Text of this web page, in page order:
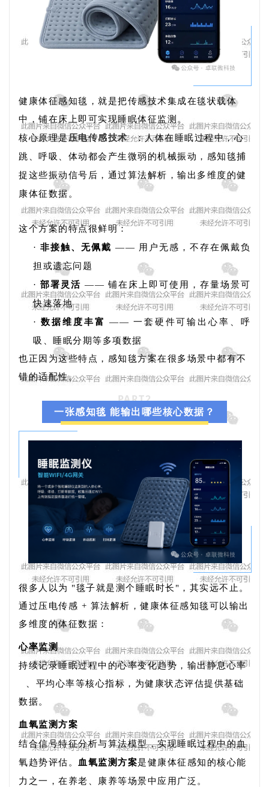
健康体征感知毯，就是把传感技术集成在毯状载体
中，铺在床上即可实现睡眠体征监测。
核心原理是压电传感技术
：人体在睡眠过程中，心
跳、呼吸、体动都会产生微弱的机械振动，感知毯捕
捉这些振动信号后，通过算法解析，输出多维度的健
康体征数据。
这个方案的特点很鲜明：
· 非接触、无佩戴 —— 用户无感，不存在佩戴负
担或遗忘问题
· 部署灵活 —— 铺在床上即可使用，存量场景可
快速落地
· 数据维度丰富
—— 一套硬件可输出心率、呼
吸、睡眠分期等多项数据
也正因为这些特点，感知毯方案在很多场景中都有不
错的适配性。
PART2
一张感知毯 能输出哪些核心数据？
很多人以为 "毯子就是测个睡眠时长"，其实远不止。
通过压电传感 + 算法解析，健康体征感知毯可以输出
多维度的体征数据：
心率监测
持续记录睡眠过程中的心率变化趋势，输出静息心率
、平均心率等核心指标，为健康状态评估提供基础
数据。
血氧监测方案
结合信号特征分析与算法模型，实现睡眠过程中的血
氧趋势评估。
血氧监测方案是健康体征感知的核心能
力之一，在养老、康养等场景中应用广泛。